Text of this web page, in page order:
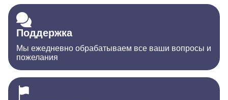
Поддержка
Мы ежедневно обрабатываем все ваши вопросы и
пожелания